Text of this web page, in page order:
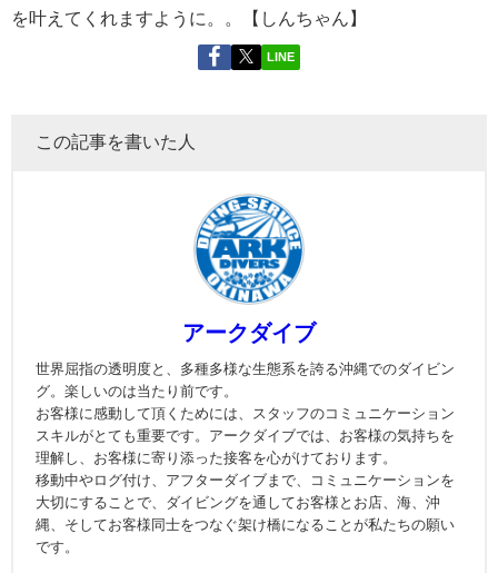
を叶えてくれますように。。【しんちゃん】
LINE
この記事を書いた人
アークダイブ
世界屈指の透明度と、多種多様な生態系を誇る沖縄でのダイビン
グ。楽しいのは当たり前です。
お客様に感動して頂くためには、スタッフのコミュニケーション
スキルがとても重要です。アークダイブでは、お客様の気持ちを
理解し、お客様に寄り添った接客を心がけております。
移動中やログ付け、アフターダイブまで、コミュニケーションを
大切にすることで、ダイビングを通してお客様とお店、海、沖
縄、そしてお客様同士をつなぐ架け橋になることが私たちの願い
です。